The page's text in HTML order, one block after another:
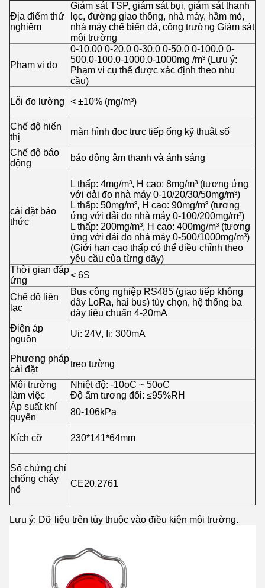
Địa điểm thử
nghiệm
Giám sát TSP, giám sát bụi, giám sát thanh
lọc, đường giao thông, nhà máy, hầm mỏ,
nhà máy chế biến đá, công trường Giám sát
môi trường
Phạm vi đo
0-10.00 0-20.0 0-30.0 0-50.0 0-100.0 0-
500.0-100.0-1000.0-1000mg /m³ (Lưu ý:
Phạm vi cụ thể được xác định theo nhu
cầu)
Lỗi đo lường < ±10% (mg/m³)
Chế độ hiển
thị
màn hình đọc trực tiếp ống kỹ thuật số
Chế độ báo
động
báo động âm thanh và ánh sáng
cài đặt báo
thức
L thấp: 4mg/m³, H cao: 8mg/m³ (tương ứng
với dải đo nhà máy 0-10/20/30/50mg/m³)
L thấp: 50mg/m³, H cao: 90mg/m³ (tương
ứng với dải đo nhà máy 0-100/200mg/m³)
L thấp: 200mg/m³, H cao: 400mg/m³ (tương
ứng với dải đo nhà máy 0-500/1000mg/m³)
(Giới hạn cao thấp có thể điều chỉnh theo
yêu cầu của từng dãy)
Thời gian đáp
ứng
< 6S
Chế độ liên
lạc
Bus công nghiệp RS485 (giao tiếp không
dây LoRa, hai bus) tùy chọn, hệ thống ba
dây tiêu chuẩn 4-20mA
Điện áp
nguồn
Ui: 24V, Ii: 300mA
Phương pháp
cài đặt
treo tường
Môi trường
làm việc
Nhiệt độ: -10oC ~ 50oC
Độ ẩm tương đối: ≤95%RH
Áp suất khí
quyển
80-106kPa
Kích cỡ 230*141*64mm
Số chứng chỉ
chống cháy
nổ
CE20.2761
Lưu ý: Dữ liệu trên tùy thuộc vào điều kiện môi trường.